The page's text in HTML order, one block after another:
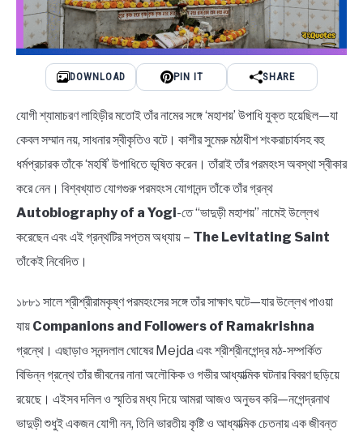
DOWNLOAD PIN IT SHARE
যোগী শ্যামাচরণ লাহিড়ীর মতোই তাঁর নামের সঙ্গে ‘মহাশয়’ উপাধি যুক্ত হয়েছিল—যা
কেবল সম্মান নয়, সাধনার স্বীকৃতিও বটে। কাশীর সুমেরু মঠাধীশ শংকরাচার্যসহ বহু
ধর্মপ্রচারক তাঁকে ‘মহর্ষি’ উপাধিতে ভূষিত করেন। তাঁরাই তাঁর পরমহংস অবস্থা স্বীকার
করে নেন। বিশ্বখ্যাত যোগগুরু পরমহংস যোগানন্দ তাঁকে তাঁর গ্রন্থ
Autobiography of a Yogi-তে “ভাদুড়ী মহাশয়” নামেই উল্লেখ
করেছেন এবং এই গ্রন্থটির সপ্তম অধ্যায় – The Levitating Saint
তাঁকেই নিবেদিত।
১৮৮১ সালে শ্রীশ্রীরামকৃষ্ণ পরমহংসের সঙ্গে তাঁর সাক্ষাৎ ঘটে—যার উল্লেখ পাওয়া
যায় Companions and Followers of Ramakrishna
গ্রন্থে। এছাড়াও সনন্দলাল ঘোষের Mejda এবং শ্রীশ্রীনগেন্দ্র মঠ-সম্পর্কিত
বিভিন্ন গ্রন্থে তাঁর জীবনের নানা অলৌকিক ও গভীর আধ্যাত্মিক ঘটনার বিবরণ ছড়িয়ে
রয়েছে। এইসব দলিল ও স্মৃতির মধ্য দিয়ে আমরা আজও অনুভব করি—নগেন্দ্রনাথ
ভাদুড়ী শুধুই একজন যোগী নন, তিনি ভারতীয় কৃষ্টি ও আধ্যাত্মিক চেতনায় এক জীবন্ত